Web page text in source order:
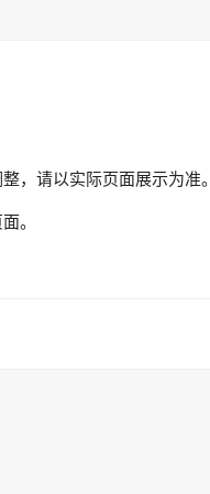
，请以实际页面展示为准。
。